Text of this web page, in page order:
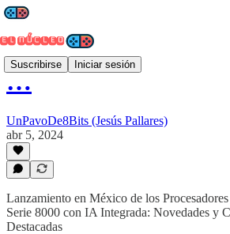
Suscribirse Iniciar sesión
…
UnPavoDe8Bits (Jesús Pallares)
abr 5, 2024
Lanzamiento en México de los
Serie 8000 con IA Integrada: Novedades y
Destacadas